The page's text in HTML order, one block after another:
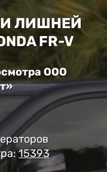
И ЛИШНЕЙ
FR-V
ООО
15393